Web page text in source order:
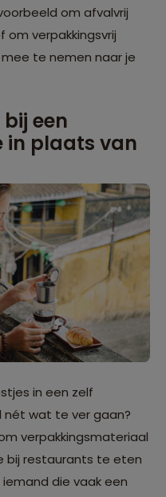
om afvalvrij
verpakkingsvrij
te nemen naar je
bij een
in plaats van
in een zelf
wat te ver gaan?
verpakkingsmateriaal
bij restaurants te eten
iemand die vaak een